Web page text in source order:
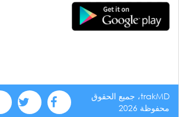
trakMD، جميع الحقوق
محفوظة 2026